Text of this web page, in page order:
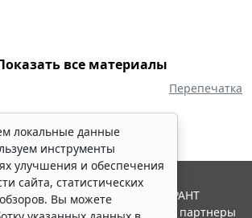
все материалы
Перепечатка
локальные данные
инструменты
улучшения и обеспечения
сайта, статистических
Вы можете
СЕРВИС", 2026. Система ГАРАНТ
года. Компания "Гарант" и ее партнеры